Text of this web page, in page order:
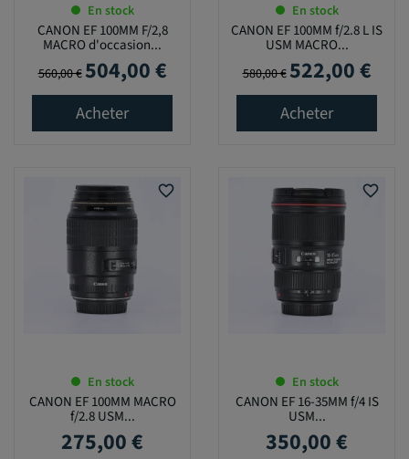
En stock
CANON EF 100MM F/2,8
MACRO d'occasion...
Prix de base
560,00 € Prix
504,00 €
Acheter
En stock
CANON EF 100MM f/2.8 L IS
USM MACRO...
Prix de base
580,00 € Prix
522,00 €
Acheter
favorite_border
En stock
CANON EF 100MM MACRO
f/2.8 USM...
Prix
275,00 €
favorite_border
En stock
CANON EF 16-35MM f/4 IS
USM...
Prix
350,00 €